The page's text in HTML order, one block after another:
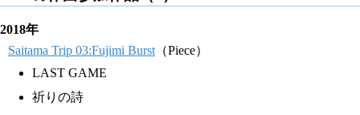
2018年
Saitama Trip 03:Fujimi Burst （Piece）
LAST GAME
祈りの詩